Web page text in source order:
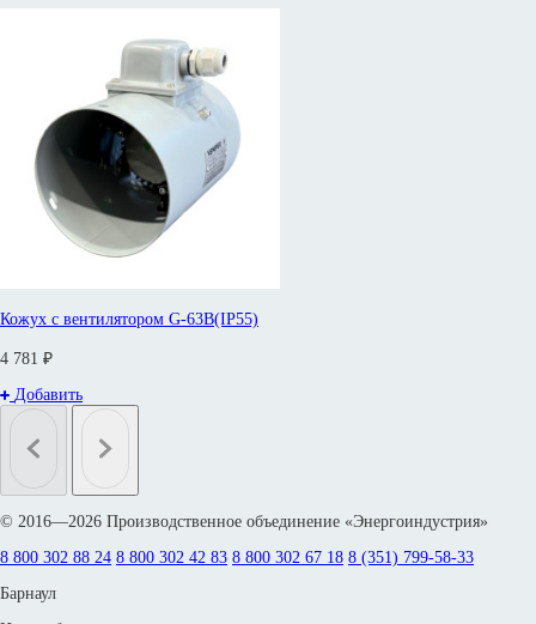
Кожух с вентилятором G-63B(IP55)
4 781 ₽
Добавить
© 2016—2026 Производственное объединение «Энергоиндустрия»
8 800 302 88 24 8 800 302 42 83 8 800 302 67 18 8 (351) 799-58-33
Барнаул